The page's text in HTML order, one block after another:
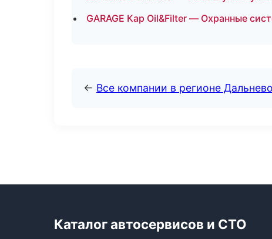
GARAGE Кар Oil&Filter — Охранные
← Все компании в регионе
Каталог автосервисов и СТО